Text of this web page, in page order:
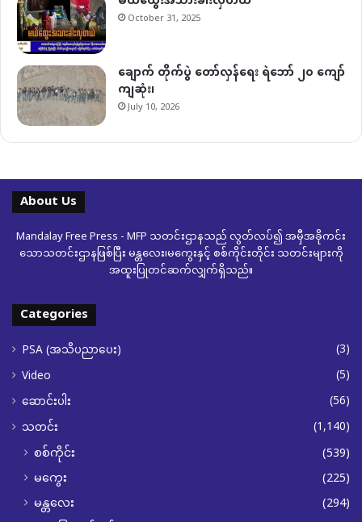
October 31, 2025
ချောက် တိုက်ပွဲ တော်လှန်ရေး ရဲဘော် ၂၀ ကျော်
ကျဆုံး၊
July 10, 2026
About Us
Mandalay Free Press - MFP သတင်းဌာနသည် လွတ်လပ်၍ အမှီအခိုကင်း
သောသတင်းဌာနဖြစ်ပြီး မန္တလေး၊မကွေးနှင့် စစ်ကိုင်းတိုင်း သတင်းများကို
အထူးပြုတင်ဆက်လျှက်ရှိသည်။
Categories
PSA (အသိပညာပေး)
(3)
Video
(5)
ဆောင်းပါး
(56)
သတင်း
(1,140)
စစ်ကိုင်း
(539)
မကွေး
(225)
မန္တလေး
(294)